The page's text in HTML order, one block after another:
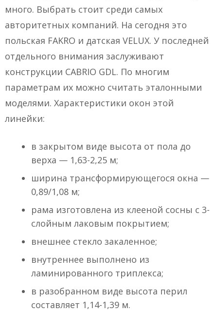
много. Выбрать стоит среди самых
авторитетных компаний. На сегодня это
польская FAKRO и датская VELUX. У последней
отдельного внимания заслуживают
конструкции CABRIO GDL. По многим
параметрам их можно считать эталонными
моделями. Характеристики окон этой
линейки:
в закрытом виде высота от пола до
верха — 1,63-2,25 м;
ширина трансформирующегося окна —
0,89/1,08 м;
рама изготовлена из клееной сосны с 3-
слойным лаковым покрытием;
внешнее стекло закаленное;
внутреннее выполнено из
ламинированного триплекса;
в разобранном виде высота перил
составляет 1,14-1,39 м.